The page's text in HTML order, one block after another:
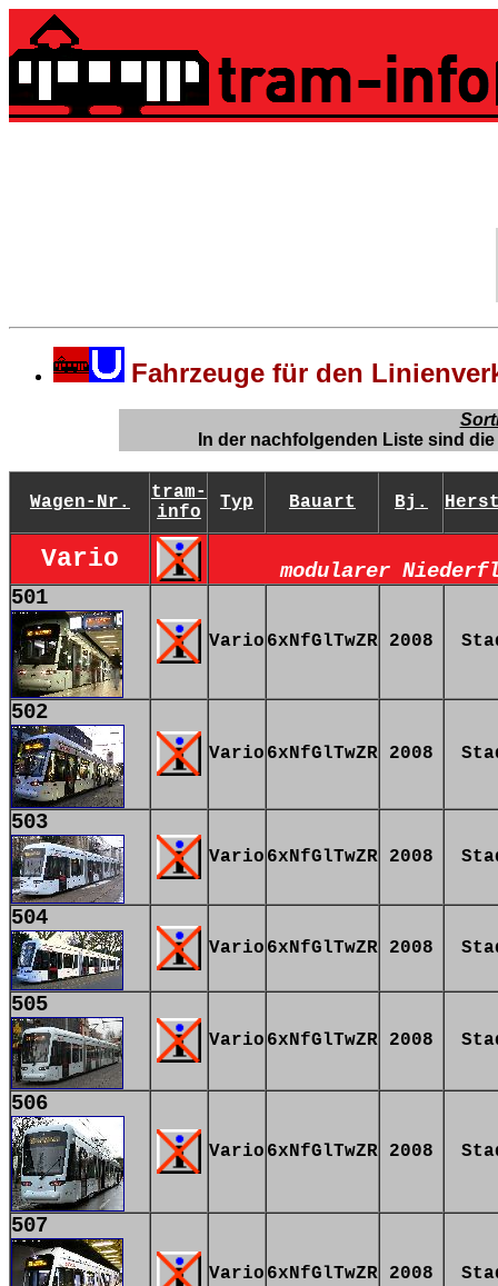
Fahrzeuge für den
In der nachfolgenden Liste sind
Wagen-Nr.
tram-
info
Typ Bauart Bj.
Vario
modularer
501
Vario 6xNfGlTwZR 2008
502
Vario 6xNfGlTwZR 2008
503
Vario 6xNfGlTwZR 2008
504
Vario 6xNfGlTwZR 2008
505
Vario 6xNfGlTwZR 2008
506
Vario 6xNfGlTwZR 2008
507
Vario 6xNfGlTwZR 2008